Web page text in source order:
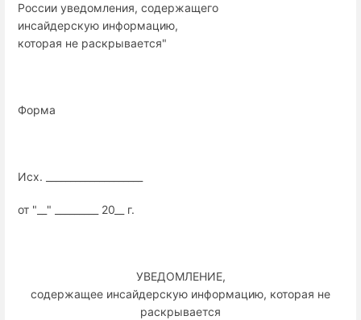
России уведомления, содержащего
инсайдерскую информацию,
которая не раскрывается"
Форма
Исх. ____________________
от "__" _________ 20__ г.
УВЕДОМЛЕНИЕ,
содержащее инсайдерскую информацию, которая не
раскрывается